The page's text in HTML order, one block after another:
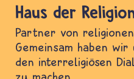
Haus der
Partner von
Gemeinsam haben
den interreligiösen